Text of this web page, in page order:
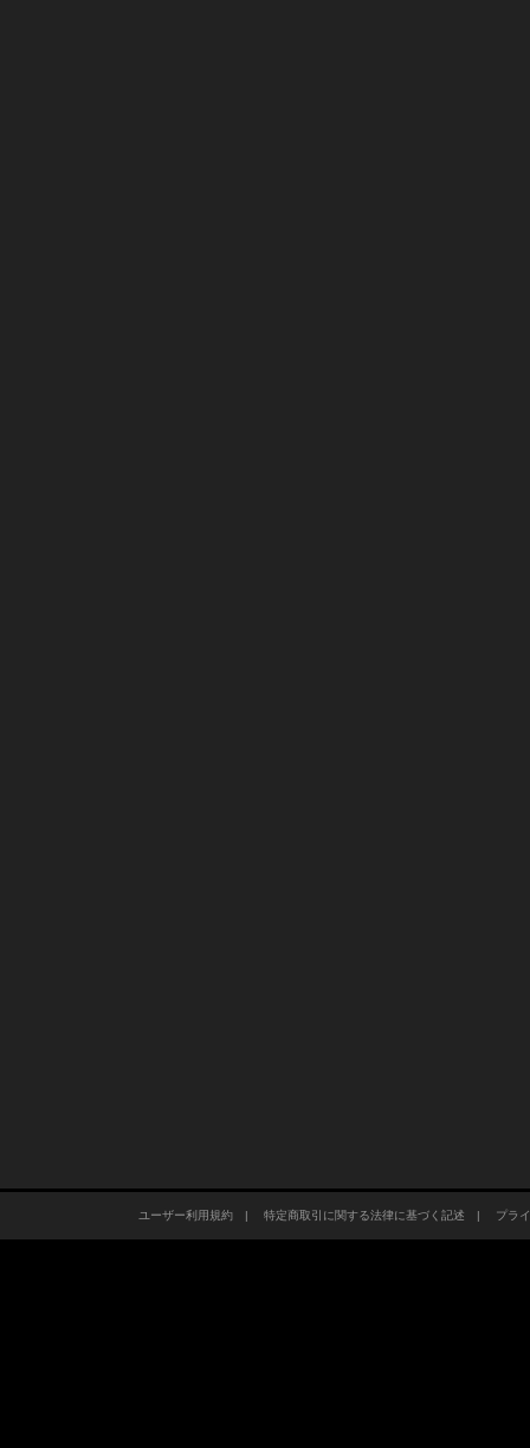
ユーザー利用規約| 特定商取引に関する法律に基づく記述 | プラ